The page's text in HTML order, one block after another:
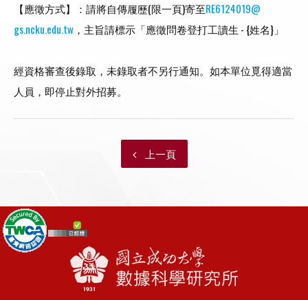
【應徵方式】：請將自傳履歷(限一頁)寄至RE6124019@
gs.ncku.edu.tw ，主旨請標示「應徵問卷登打工讀生 - {姓名}」
經資格審查後錄取，未錄取者不另行通知。如本單位覓得適當
人員， 即停止對外招募。
上一頁